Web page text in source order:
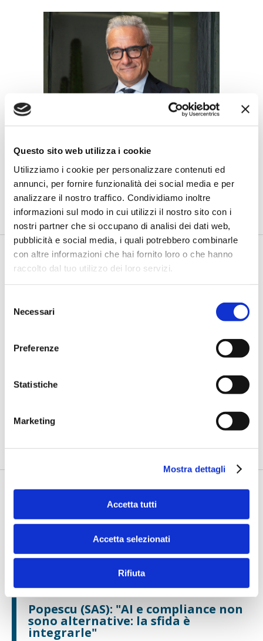
Questo sito web utilizza i cookie
Utilizziamo i cookie per personalizzare contenuti ed
annunci, per fornire funzionalità dei social media e per
analizzare il nostro traffico. Condividiamo inoltre
informazioni sul modo in cui utilizzi il nostro sito con i
nostri partner che si occupano di analisi dei dati web,
pubblicità e social media, i quali potrebbero combinarle
con altre informazioni che hai fornito loro o che hanno
raccolto dal tuo utilizzo dei loro servizi.
delNecessari
Preferenze
Statistiche
Marketing
Mostra dettagli
Accetta tutti
Accetta selezionati
Rifiuta
a giardinieri urbani, così l’inclusione
diventa lavoro”
di Flavio Padovan, Maddalena Libertini -Restituire una
possibilità di lavoro a persone senza dimora e, nello stesso
tempo, c...
BANCAFORTE TV
Collection deve diventare uno
di Flavio Padovan, Maddalena Libertini -
La Loss Data Collection
non può più essere considerata soltanto un archivio degli
BANCAFORTE TV
Popescu (SAS): "AI e compliance non
sono alternative: la sfida è
integrarle"